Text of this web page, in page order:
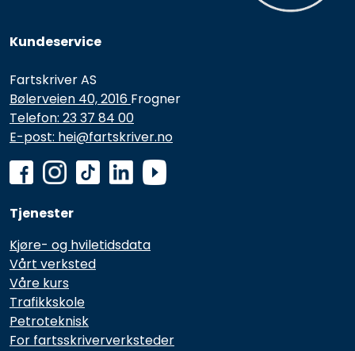
Kundeservice
Fartskriver AS
Bølerveien 40, 2016 Frogner
Telefon: 23 37 84 00
E-post: hei@fartskriver.no
Tjenester
Kjøre- og hviletidsdata
Vårt verksted
Våre kurs
Trafikkskole
Petroteknisk
For fartsskriververksteder